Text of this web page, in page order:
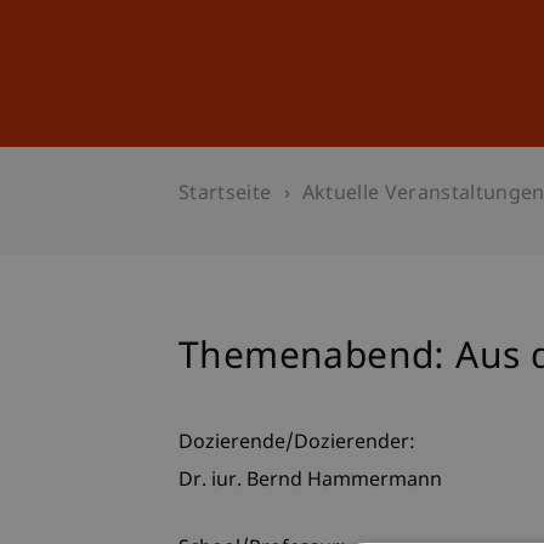
Startseite Aktuelle Veranstaltungen
Themenabend: Aus
Dozierende/Dozierender:
Dr. iur. Bernd Hammermann